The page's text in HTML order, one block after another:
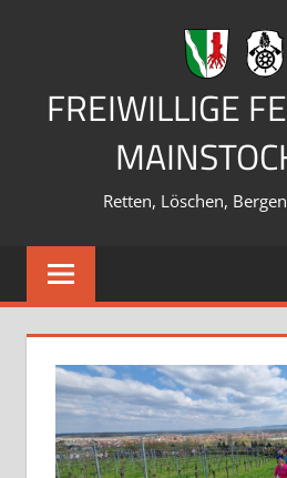
FREIWILLIGE
Retten, Löschen,